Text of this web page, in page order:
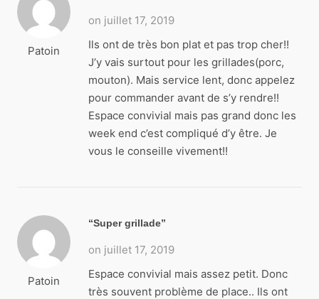
Patoin
on juillet 17, 2019
Ils ont de très bon plat et pas trop cher!!
J’y vais surtout pour les grillades(porc,
mouton). Mais service lent, donc appelez
pour commander avant de s’y rendre!!
Espace convivial mais pas grand donc les
week end c’est compliqué d’y être. Je
vous le conseille vivement!!
Patoin
Super grillade
on juillet 17, 2019
Espace convivial mais assez petit. Donc
très souvent problème de place.. Ils ont